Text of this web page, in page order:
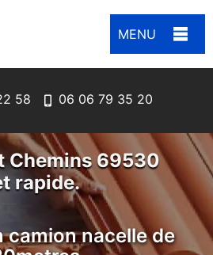
MENU
58 06 06 79 35 20
Chemins 69530
rapide.
camion nacelle de